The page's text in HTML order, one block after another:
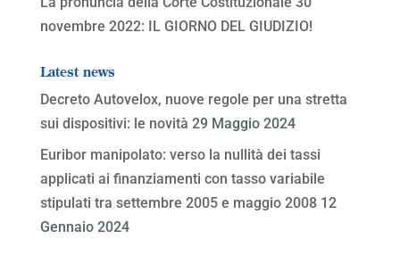
novembre 2022: IL GIORNO DEL GIUDIZIO!
Latest news
Decreto Autovelox, nuove regole per una stretta
sui dispositivi: le novità 29 Maggio 2024
Euribor manipolato: verso la nullità dei tassi
applicati ai finanziamenti con tasso variabile
stipulati tra settembre 2005 e maggio 2008 12
Gennaio 2024